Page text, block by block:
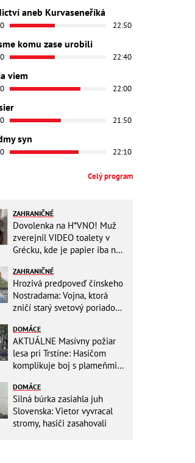
aneb Kurvaseneříká
22:50
komu zase urobili
22:40
viem
22:00
21:50
syn
22:10
Celý program
ZAHRANIČNÉ
Dovolenka na H*VNO! Muž
zverejnil VIDEO toalety v
Grécku, kde je papier iba na
do kuchyne
ZAHRANIČNÉ
Hrozivá predpoveď čínskeho
Nostradama: Vojna, ktorá
zničí starý svetový poriadok!
DOMÁCE
AKTUÁLNE Masívny požiar
lesa pri Trstíne: Hasičom
komplikuje boj s plameňmi
smeruje vrtuľník
DOMÁCE
Silná búrka zasiahla juh
Slovenska: Vietor vyvracal
stromy, hasiči zasahovali